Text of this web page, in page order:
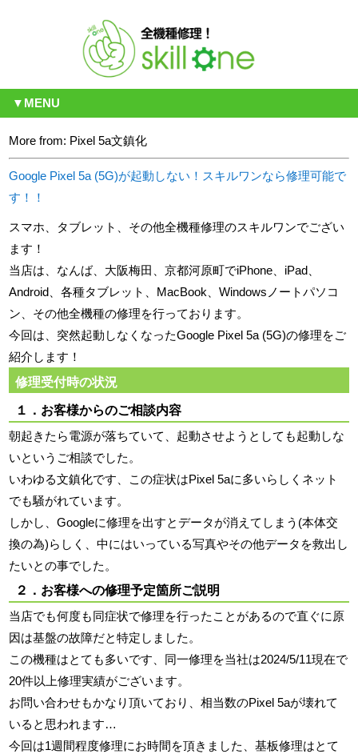
▼MENU
More from: Pixel 5a文鎮化
Google Pixel 5a (5G)が起動しない！スキルワンなら修理可能で
す！！
スマホ、タブレット、その他全機種修理のスキルワンでござい
ます！
当店は、なんば、大阪梅田、京都河原町でiPhone、iPad、
Android、各種タブレット、MacBook、Windowsノートパソコ
ン、その他全機種の修理を行っております。
今回は、突然起動しなくなったGoogle Pixel 5a (5G)の修理をご
紹介します！
修理受付時の状況
１．お客様からのご相談内容
朝起きたら電源が落ちていて、起動させようとしても起動しな
いというご相談でした。
いわゆる文鎮化です、この症状はPixel 5aに多いらしくネット
でも騒がれています。
しかし、Googleに修理を出すとデータが消えてしまう(本体交
換の為)らしく、中にはいっている写真やその他データを救出し
たいとの事でした。
２．お客様への修理予定箇所ご説明
当店でも何度も同症状で修理を行ったことがあるので直ぐに原
因は基盤の故障だと特定しました。
この機種はとても多いです、同一修理を当社は2024/5/11現在で
20件以上修理実績がございます。
お問い合わせもかなり頂いており、相当数のPixel 5aが壊れて
いると思われます…
今回は1週間程度修理にお時間を頂きました、基板修理はとて